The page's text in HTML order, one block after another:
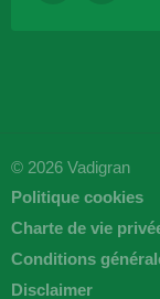
© 2026 Vadigran
Politique cookies
Charte de vie
Conditions
Disclaimer